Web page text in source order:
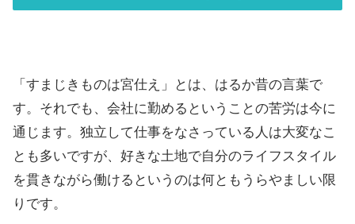
「すまじきものは宮仕え」とは、はるか昔の言葉で
す。それでも、会社に勤めるということの苦労は今に
通じます。独立して仕事をなさっている人は大変なこ
とも多いですが、好きな土地で自分のライフスタイル
を貫きながら働けるというのは何ともうらやましい限
りです。